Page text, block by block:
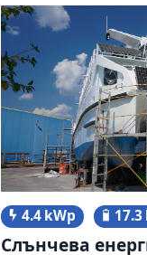
4.4 kWp 17.3
Слънчева